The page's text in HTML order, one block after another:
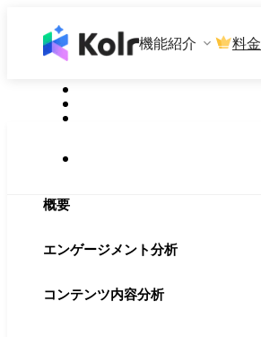
機能紹介 料金
概要
エンゲージメント分析
コンテンツ内容分析